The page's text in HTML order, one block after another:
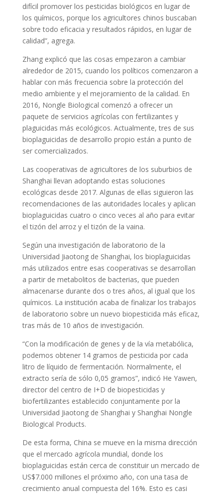
difícil promover los pesticidas biológicos en lugar de
los químicos, porque los agricultores chinos buscaban
sobre todo eficacia y resultados rápidos, en lugar de
calidad”, agrega.
Zhang explicó que las cosas empezaron a cambiar
alrededor de 2015, cuando los políticos comenzaron a
hablar con más frecuencia sobre la protección del
medio ambiente y el mejoramiento de la calidad. En
2016, Nongle Biological comenzó a ofrecer un
paquete de servicios agrícolas con fertilizantes y
plaguicidas más ecológicos. Actualmente, tres de sus
bioplaguicidas de desarrollo propio están a punto de
ser comercializados.
Las cooperativas de agricultores de los suburbios de
Shanghai llevan adoptando estas soluciones
ecológicas desde 2017. Algunas de ellas siguieron las
recomendaciones de las autoridades locales y aplican
bioplaguicidas cuatro o cinco veces al año para evitar
el tizón del arroz y el tizón de la vaina.
Según una investigación de laboratorio de la
Universidad Jiaotong de Shanghai, los bioplaguicidas
más utilizados entre esas cooperativas se desarrollan
a partir de metabolitos de bacterias, que pueden
almacenarse durante dos o tres años, al igual que los
químicos. La institución acaba de finalizar los trabajos
de laboratorio sobre un nuevo biopesticida más eficaz,
tras más de 10 años de investigación.
“Con la modificación de genes y de la vía metabólica,
podemos obtener 14 gramos de pesticida por cada
litro de líquido de fermentación. Normalmente, el
extracto sería de sólo 0,05 gramos”, indicó He Yawen,
director del centro de I+D de biopesticidas y
biofertilizantes establecido conjuntamente por la
Universidad Jiaotong de Shanghai y Shanghai Nongle
Biological Products.
De esta forma, China se mueve en la misma dirección
que el mercado agrícola mundial, donde los
bioplaguicidas están cerca de constituir un mercado de
US$7.000 millones el próximo año, con una tasa de
crecimiento anual compuesta del 16%. Esto es casi